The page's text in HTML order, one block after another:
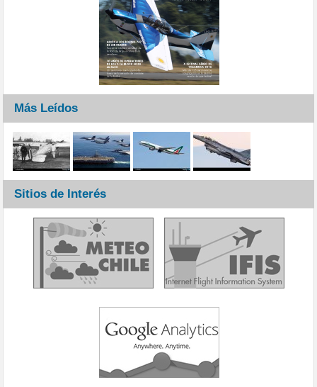
Más Leídos
Sitios de Interés